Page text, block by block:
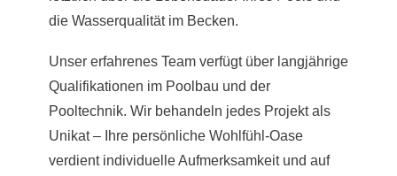
die Wasserqualität im Becken.
Unser erfahrenes Team verfügt über langjährige
Qualifikationen im Poolbau und der
Pooltechnik. Wir behandeln jedes Projekt als
Unikat – Ihre persönliche Wohlfühl-Oase
verdient individuelle Aufmerksamkeit und auf